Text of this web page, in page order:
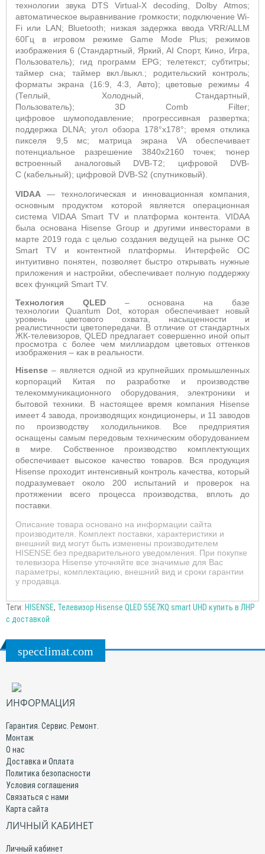
технологии звука DTS Virtual-X decoding, Dolby Atmos;
автоматическое выравнивание громкости; подключение Wi-
Fi или LAN; Bluetooth; низкая задержка вводаVRR/ALLM
60Гц в игровом режимеGame Mode Plus; режимов
изображения 6 (Стандартный, Яркий,AI Спорт, Кино, Игра,
Пользователь); гид программ EPG; телетекст; субтитры;
таймер сна; таймер вкл./выкл.; родительский контроль;
форматы экрана (16:9, 4:3, Авто); цветовые режимы 4
(Теплый, Холодный, Стандартный,
Пользователь);
3D Comb Filter;
цифровое
шумоподавление; прогрессивная развертка;
поддержка DLNA; угол обзора 178°х178°; время отклика
пикселя 9,5 мс; матрица экрана VA обеспечивает
потенциальное разрешение 3840x2160 точек; тюнер
встроенный аналоговый DVB-T2; цифровой DVB-
C (кабельный); цифровой DVB-S2 (спутниковый).
VIDAA — технологическая и инновационная компания,
основным продуктом которой является операционная
система VIDAA Smart TV и платформа контента. VIDAA
была основана Hisense Group и другими инвесторами в
марте 2019 года с целью создания ведущей на рынке ОС
Smart TV и контентной платформы. Интерфейс ОС
интуитивно понятен, позволяет быстро открывать нужные
приложения и настройки, обеспечивает полную поддержку
всех функций Smart TV.
Технология QLED
– основана на базе
технологии Quantum Dot, которая обеспечивает новый
уровень цветового охвата, насыщенности и
реалистичности цветопередачи. В отличие от стандартных
ЖК-телевизоров,QLED предлагает совершенно иной опыт
просмотра с более чем миллиардом цветовых оттенков
изображения – как в реальности.
Hisense – является одной из крупнейших промышленных
корпораций Китая по разработке и производстве
телекоммуникационного оборудования, электроники и
бытовой техники. В настоящее время компания Hisense
имеет 4 завода, производящих кондиционеры, и 11 заводов
по производству холодильников. Все предприятия
оснащены самым передовым техническим оборудованием
в мире. Собственное производство комплектующих
обеспечивает высокое качество товаров. Вся продукция
Hisense проходит интенсивный контроль качества, который
подразумевает около 200 испытаний и проверок на
протяжении всего процесса производства, вплоть до
поставки.
Описание товара основано на информации сайта
производителя. Комплект поставки, характеристики и
внешний вид могут быть изменены производителем
HISENSE без предварительного уведомления. При покупке
телевизора Hisense уточняйте все значимые для Вас
параметры, комплектацию, внешний вид и сроки гарантии
у продавца.
Теги: HISENSE, Телевизор Hisense QLED 55E7KQ smart UHD купить в ЛНР
с доставкой
specclimat.com
ИНФОРМАЦИЯ
Гарантия. Сервис. Ремонт.
Монтаж
О нас
Доставка и Оплата
Политика безопасности
Условия соглашения
Связаться с нами
Карта сайта
ЛИЧНЫЙ КАБИНЕТ
Личный кабинет